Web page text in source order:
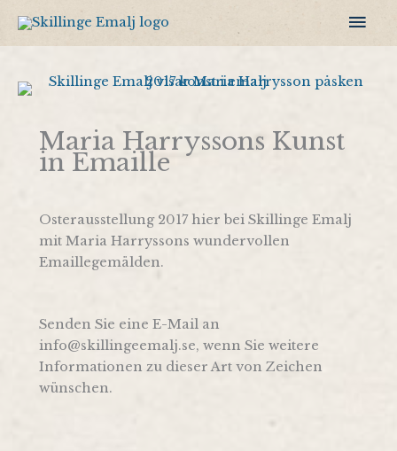
Inhalt
Maria Harryssons Kunst
in Emaille
Osterausstellung 2017 hier bei Skillinge Emalj
mit Maria Harryssons wundervollen
Emaillegemälden.
Senden Sie eine E-Mail an
info@skillingeemalj.se, wenn Sie weitere
Informationen zu dieser Art von Zeichen
wünschen.